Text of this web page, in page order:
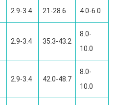
2.9-3.4 21-28.6 4.0-6.0
2.9-3.4 35.3-43.2
8.0-
10.0
2.9-3.4 42.0-48.7
8.0-
10.0